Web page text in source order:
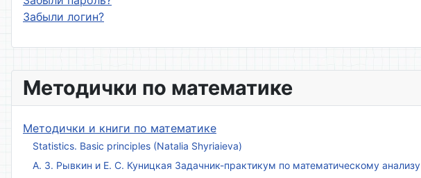
Методички по математике
Методички и книги по математике
Statistics. Basic principles (Natalia Shyriaieva)
А. З. Рывкин и Е. С. Куницкая Задачник-практикум по математическому анализу
Забыли логин?